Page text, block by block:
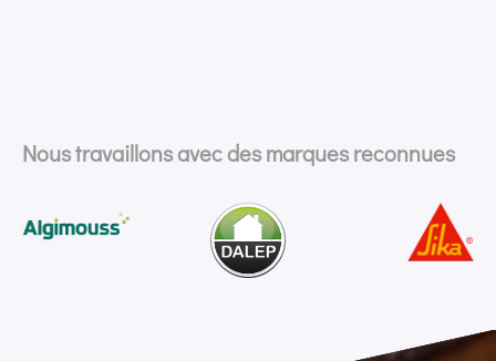
Nous travaillons avec des marques reconnues